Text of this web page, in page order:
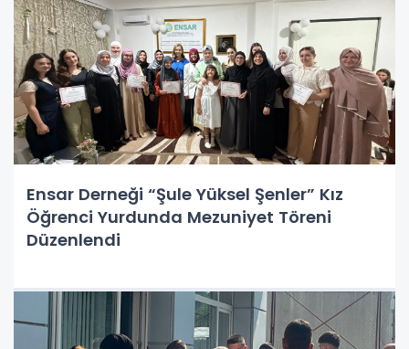
Ensar Derneği “Şule Yüksel Şenler” Kız
Öğrenci Yurdunda Mezuniyet Töreni
Düzenlendi